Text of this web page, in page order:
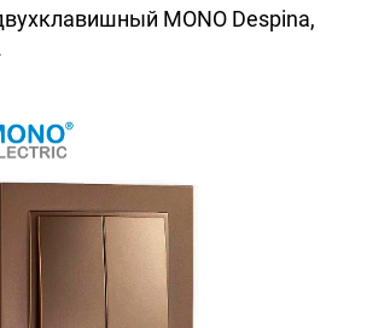
MONO Despina,